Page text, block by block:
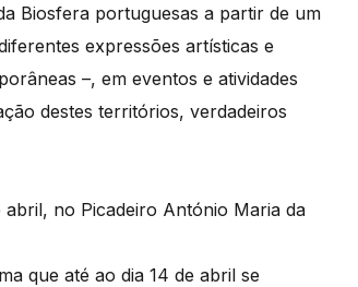
Biosfera portuguesas a partir de um
expressões artísticas e
–, em eventos e atividades
destes territórios, verdadeiros
abril, no Picadeiro António Maria da
que até ao dia 14 de abril se